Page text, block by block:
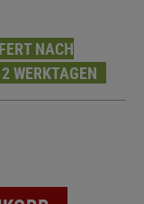
NACH
WERKTAGEN